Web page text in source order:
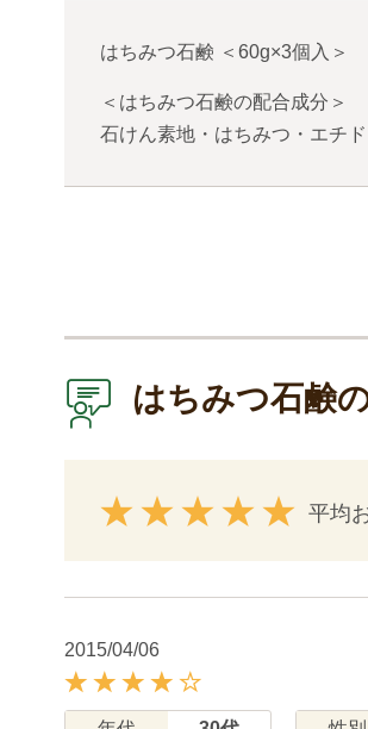
はちみつ石鹸 ＜ 60g×3個入 ＞
＜はちみつ石鹸の配合成分＞
石けん素地・はちみつ・エチ
はちみつ石鹸
平均
2015/04/06